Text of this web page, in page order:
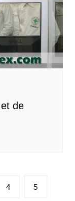
de
4 5